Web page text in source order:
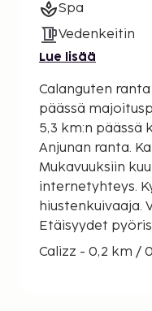
Spa
Vedenkeitin
Lue lisää
Calanguten
päässä majoituspaikasta. Tämä kylpylälomalle
5,3 km:n päässä
Anjunan ranta.
Mukavuuksiin
internetyhteys.
hiustenkuivaaja.
Etäisyydet
Calizz - 0,2 km /